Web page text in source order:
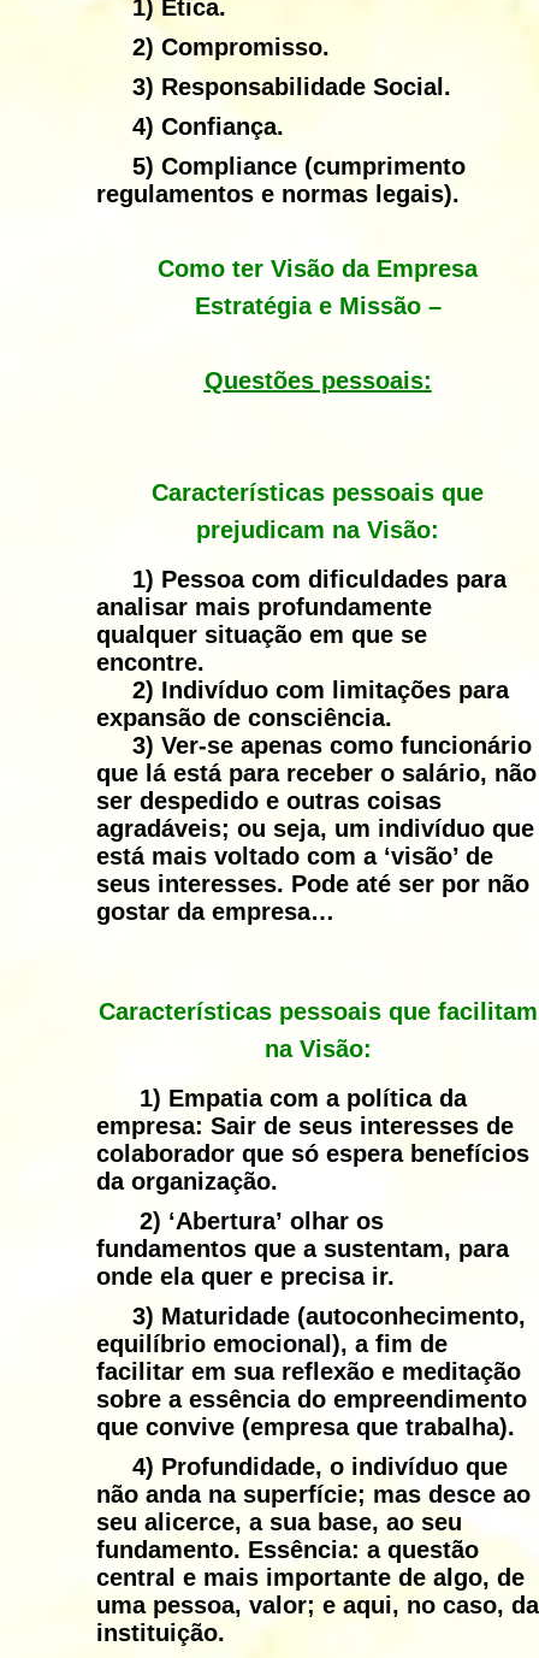
1) Ética.
2) Compromisso.
3) Responsabilidade Social.
4) Confiança.
5) Compliance (cumprimento
regulamentos e normas legais).
Como ter Visão da Empresa
Estratégia e Missão –
Questões pessoais:
Características pessoais que
prejudicam na Visão:
1) Pessoa com dificuldades para
analisar mais profundamente
qualquer situação em que se
encontre.
2) Indivíduo com limitações para
expansão de consciência.
3) Ver-se apenas como funcionário
que lá está para receber o salário, não
ser despedido e outras coisas
agradáveis; ou seja, um indivíduo que
está mais voltado com a ‘visão’ de
seus interesses. Pode até ser por não
gostar da empresa…
Características pessoais que facilitam
na Visão:
1) Empatia com a política da
empresa: Sair de seus interesses de
colaborador que só espera benefícios
da organização.
2) ‘Abertura’ olhar os
fundamentos que a sustentam, para
onde ela quer e precisa ir.
3) Maturidade (autoconhecimento,
equilíbrio emocional), a fim de
facilitar em sua reflexão e meditação
sobre a essência do empreendimento
que convive (empresa que trabalha).
4) Profundidade, o indivíduo que
não anda na superfície; mas desce ao
seu alicerce, a sua base, ao seu
fundamento. Essência: a questão
central e mais importante de algo, de
uma pessoa, valor; e aqui, no caso, da
instituição.